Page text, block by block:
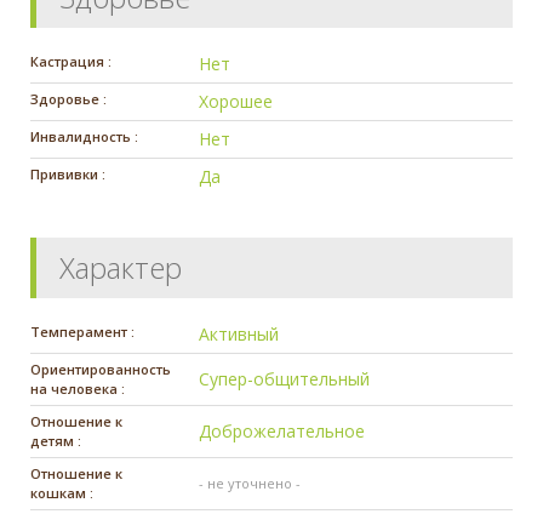
Кастрация : Нет
Здоровье : Хорошее
Инвалидность : Нет
Прививки : Да
Характер
Темперамент : Активный
Ориентированность
на человека :
Супер-общительный
Отношение к
детям :
Доброжелательное
Отношение к
кошкам :
- не уточнено -